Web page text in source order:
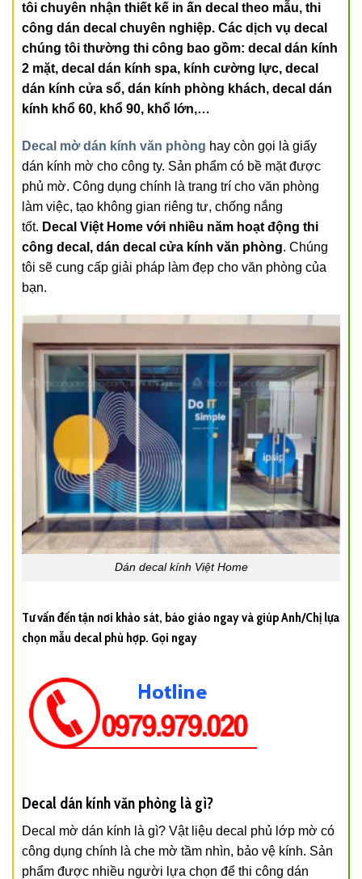
tôi chuyên nhận thiết kế in ấn decal theo mẫu, thi
công dán decal chuyên nghiệp. Các dịch vụ decal
chúng tôi thường thi công bao gồm: decal dán kính
2 mặt, decal dán kính spa, kính cường lực, decal
dán kính cửa sổ, dán kính phòng khách, decal dán
kính khổ 60, khổ 90, khổ lớn,…
Decal mờ dán kính văn phòng hay còn gọi là giấy
dán kính mờ cho công ty. Sản phẩm có bề mặt được
phủ mờ. Công dụng chính là trang trí cho văn phòng
làm việc, tạo không gian riêng tư, chống nắng
tốt. Decal Việt Home với nhiều năm hoạt động thi
công decal, dán decal cửa kính văn phòng. Chúng
tôi sẽ cung cấp giải pháp làm đẹp cho văn phòng của
bạn.
Dán decal kính Việt Home
Tư vấn đến tận nơi khảo sát, báo giáo ngay và giúp Anh/Chị lựa
chọn mẫu decal phù hợp. Gọi ngay
Decal dán kính văn phòng là gì?
Decal mờ dán kính là gì? Vật liệu decal phủ lớp mờ có
công dụng chính là che mờ tầm nhìn, bảo vệ kính. Sản
phẩm được nhiều người lựa chọn để thi công dán